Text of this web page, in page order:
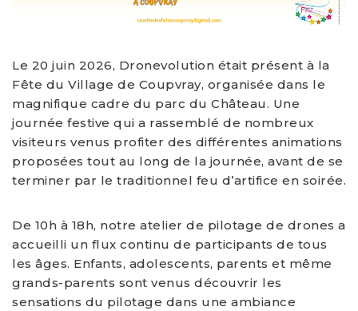
Le 20 juin 2026, Dronevolution était présent à la
Fête du Village de Coupvray, organisée dans le
magnifique cadre du parc du Château. Une
journée festive qui a rassemblé de nombreux
visiteurs venus profiter des différentes animations
proposées tout au long de la journée, avant de se
terminer par le traditionnel feu d’artifice en soirée.
De 10h à 18h, notre atelier de pilotage de drones a
accueilli un flux continu de participants de tous
les âges. Enfants, adolescents, parents et même
grands-parents sont venus découvrir les
sensations du pilotage dans une ambiance